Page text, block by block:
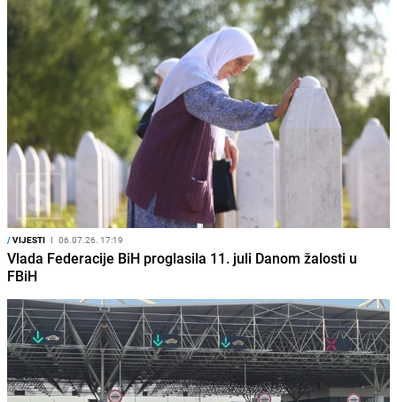
/VIJESTI I 06.07.26. 17:19
Vlada Federacije BiH proglasila 11. juli Danom žalosti u
FBiH